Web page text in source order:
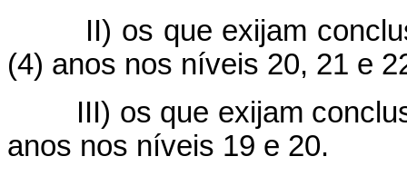
II) os que exijam
(4) anos nos níveis 20, 21 e
III) os que exijam
anos nos níveis 19 e 20.